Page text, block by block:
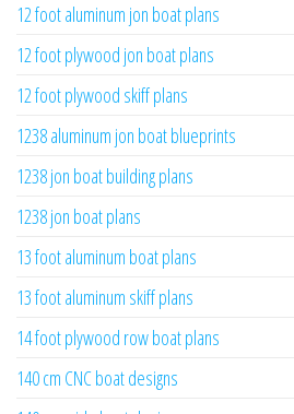
12 foot aluminum jon boat plans
12 foot plywood jon boat plans
12 foot plywood skiff plans
1238 aluminum jon boat blueprints
1238 jon boat building plans
1238 jon boat plans
13 foot aluminum boat plans
13 foot aluminum skiff plans
14 foot plywood row boat plans
140 cm CNC boat designs